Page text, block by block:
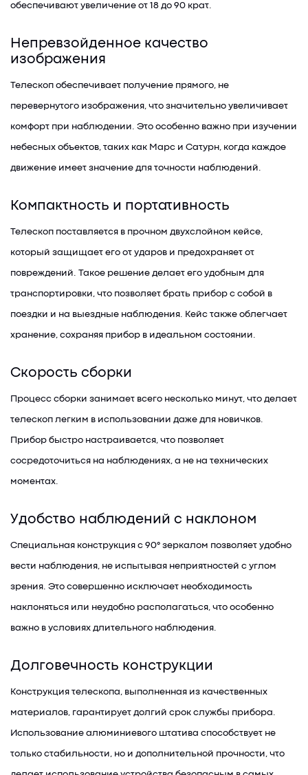
обеспечивают увеличение от 18 до 90 крат.
Непревзойденное качество
изображения
Телескоп обеспечивает получение прямого, не
перевернутого изображения, что значительно увеличивает
комфорт при наблюдении. Это особенно важно при изучении
небесных объектов, таких как Марс и Сатурн, когда каждое
движение имеет значение для точности наблюдений.
Компактность и портативность
Телескоп поставляется в прочном двухслойном кейсе,
который защищает его от ударов и предохраняет от
повреждений. Такое решение делает его удобным для
транспортировки, что позволяет брать прибор с собой в
поездки и на выездные наблюдения. Кейс также облегчает
хранение, сохраняя прибор в идеальном состоянии.
Скорость сборки
Процесс сборки занимает всего несколько минут, что делает
телескоп легким в использовании даже для новичков.
Прибор быстро настраивается, что позволяет
сосредоточиться на наблюдениях, а не на технических
моментах.
Удобство наблюдений с наклоном
Специальная конструкция с 90° зеркалом позволяет удобно
вести наблюдения, не испытывая неприятностей с углом
зрения. Это совершенно исключает необходимость
наклоняться или неудобно располагаться, что особенно
важно в условиях длительного наблюдения.
Долговечность конструкции
Конструкция телескопа, выполненная из качественных
материалов, гарантирует долгий срок службы прибора.
Использование алюминиевого штатива способствует не
только стабильности, но и дополнительной прочности, что